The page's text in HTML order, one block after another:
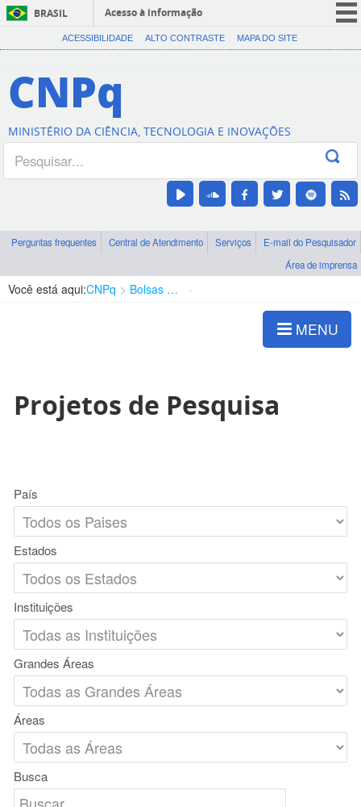
BRASIL
Acesso à informação
CORONAVÍRUS (COVID-19)
Canais
ACESSIBILIDADE ALTO CONTRASTE MAPA DO SITE
CNPq
MINISTÉRIO DA CIÊNCIA, TECNOLOGIA E INOVAÇÕES
Perguntas frequentes Central de Atendimento Serviços
E-mail do Pesquisador
Área de imprensa
Você está aqui:CNPq Bolsas e Auxílios Vigentes
MENU
Projetos de Pesquisa
País
Estados
Instituições
Grandes Áreas
Áreas
Busca